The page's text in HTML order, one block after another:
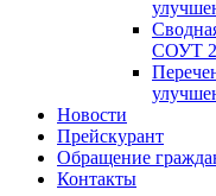
СОУТ
Новости
Прейскурант
Обращение
Контакты